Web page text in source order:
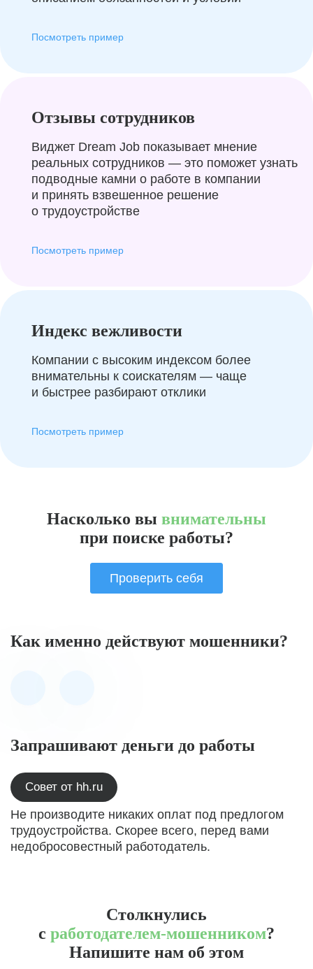
Посмотреть пример
Отзывы сотрудников
Виджет Dream Job показывает мнение
реальных сотрудников — это поможет узнать
подводные камни о работе в компании
и принять взвешенное решение
о трудоустройстве
Посмотреть пример
Индекс вежливости
Компании с высоким индексом более
внимательны к соискателям — чаще
и быстрее разбирают отклики
Посмотреть пример
Насколько вы внимательны
при поиске работы?
Проверить себя
Как именно действуют мошенники?
Запрашивают деньги до работы
Совет от hh.ru
Не производите никаких оплат под предлогом
трудоустройства. Скорее всего, перед вами
недобросовестный работодатель.
Столкнулись
с работодателем-мошенником?
Напишите нам об этом